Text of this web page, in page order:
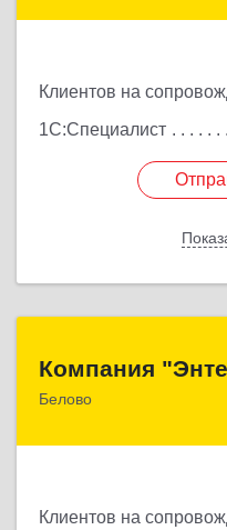
Клиентов на
1С:Специалист
Компания
Белово
Клиентов на
652600,